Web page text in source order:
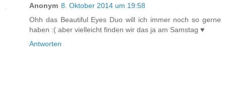
Anonym 8. Oktober 2014 um 19:58
Ohh das Beautiful Eyes Duo will ich immer noch so gerne
haben :( aber vielleicht finden wir das ja am Samstag ♥
Antworten